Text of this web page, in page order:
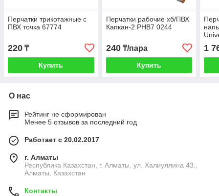
Перчатки трикотажные с
ПВХ точка 67774
220 ₸
Купить
Перчатки рабочие хб/ПВХ
Капкан-2 PHB7 0244
240₸/пара
Купить
1
О нас
Рейтинг не сформирован
Менее 5 отзывов за последний год
Работает с 20.02.2017
г. Алматы
Республика Казахстан, г. Алматы, ул. Халиуллина 43.,
Алматы, Казахстан
Контакты